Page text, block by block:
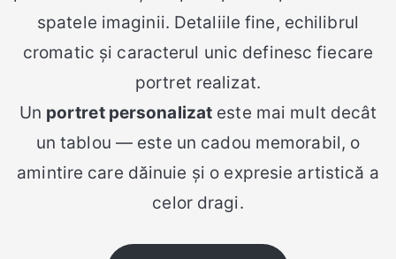
spatele imaginii. Detaliile fine, echilibrul
cromatic și caracterul unic definesc fiecare
portret realizat.
Un portret personalizat este mai mult decât
un tablou — este un cadou memorabil, o
amintire care dăinuie și o expresie artistică a
celor dragi.